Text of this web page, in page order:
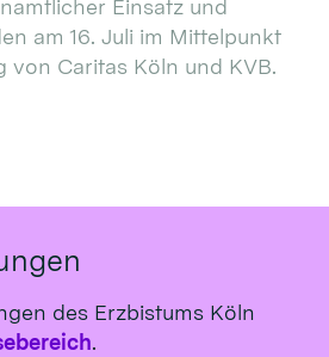
Einsatz und
am 16. Juli im Mittelpunkt
von Caritas Köln und KVB.
des Erzbistums Köln
.